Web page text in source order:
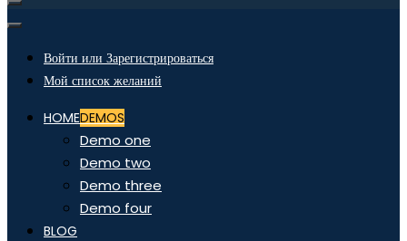
Войти или Зарегистрироваться
Мой список желаний
HOMEDEMOS
Demo one
Demo two
Demo three
Demo four
BLOG